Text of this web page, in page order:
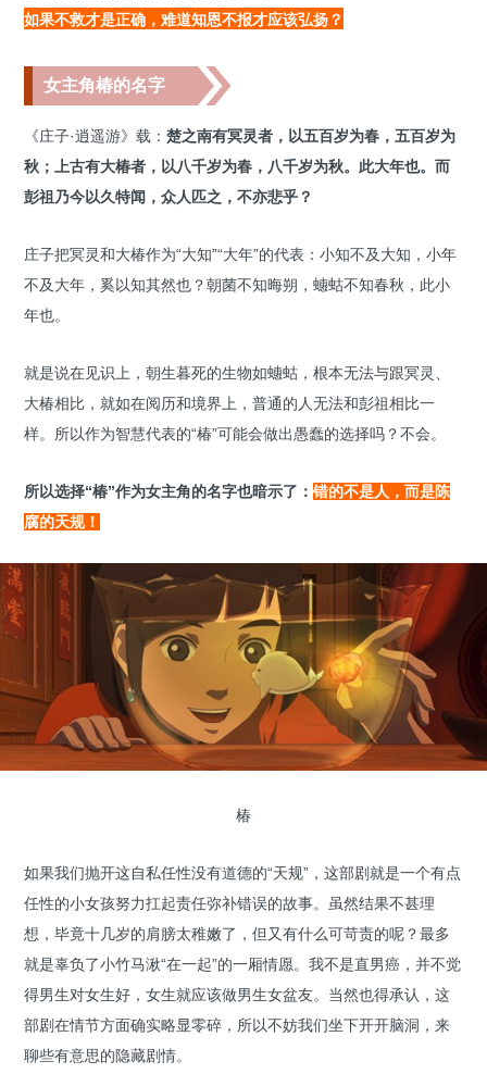
如果不救才是正确，难道知恩不报才应该弘扬？
女主角椿的名字
《庄子·逍遥游》载： 楚之南有冥灵者，以五百岁为春，五百岁为
秋；上古有大椿者，以八千岁为春，八千岁为秋。此大年也。而
彭祖乃今以久特闻，众人匹之，不亦悲乎？
庄子把冥灵和大椿作为“大知”“大年”的代表：小知不及大知，小年
不及大年，奚以知其然也？朝菌不知晦朔，蟪蛄不知春秋，此小
年也。
就是说在见识上，朝生暮死的生物如蟪蛄，根本无法与跟冥灵、
大椿相比，就如在阅历和境界上，普通的人无法和彭祖相比一
样。所以作为智慧代表的“椿”可能会做出愚蠢的选择吗？不会。
所以选择“椿”作为女主角的名字也暗示了： 错的不是人，而是陈
腐的天规！
椿
如果我们抛开这自私任性没有道德的“天规”，这部剧就是一个有点
任性的小女孩努力扛起责任弥补错误的故事。虽然结果不甚理
想，毕竟十几岁的肩膀太稚嫩了，但又有什么可苛责的呢？最多
就是辜负了小竹马湫“在一起”的一厢情愿。我不是直男癌，并不觉
得男生对女生好，女生就应该做男生女盆友。 当然也得承认，这
部剧在情节方面确实略显零碎，所以不妨我们坐下开开脑洞，来
聊些有意思的隐藏剧情。